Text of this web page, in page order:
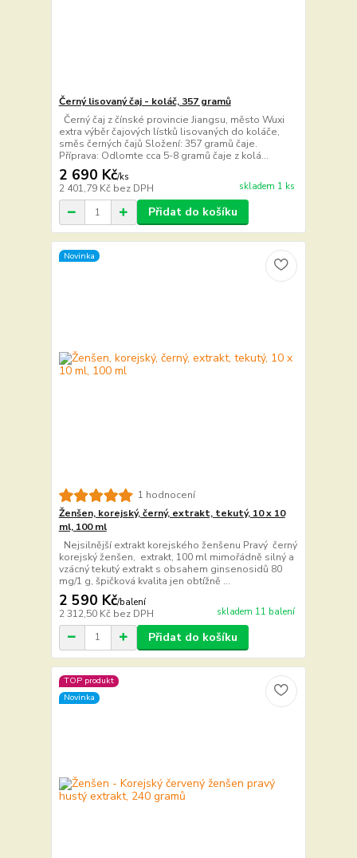
Černý lisovaný čaj - koláč, 357 gramů
Černý čaj z čínské provincie Jiangsu, město Wuxi
extra výběr čajových lístků lisovaných do koláče,
směs černých čajů Složení: 357 gramů čaje.
Příprava: Odlomte cca 5-8 gramů čaje z kolá...
2 690 Kč/ks
2 401,79 Kč bez DPH skladem 1 ks
Přidat do košíku
Novinka
1 hodnocení
Ženšen, korejský, černý, extrakt, tekutý, 10 x 10
ml, 100 ml
Nejsilnější extrakt korejského ženšenu Pravý černý
korejský ženšen, extrakt, 100 ml mimořádně silný a
vzácný tekutý extrakt s obsahem ginsenosidů 80
mg/1 g, špičková kvalita jen obtížně ...
2 590 Kč/balení
2 312,50 Kč bez DPH skladem 11 balení
Přidat do košíku
TOP produkt
Novinka